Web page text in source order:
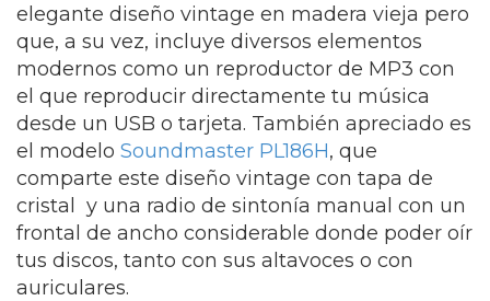
elegante diseño vintage en madera vieja pero
que, a su vez, incluye diversos elementos
modernos como un reproductor de MP3 con
el que reproducir directamente tu música
desde un USB o tarjeta. También apreciado es
el modelo Soundmaster PL186H, que
comparte este diseño vintage con tapa de
cristal y una radio de sintonía manual con un
frontal de ancho considerable donde poder oír
tus discos, tanto con sus altavoces o con
auriculares.